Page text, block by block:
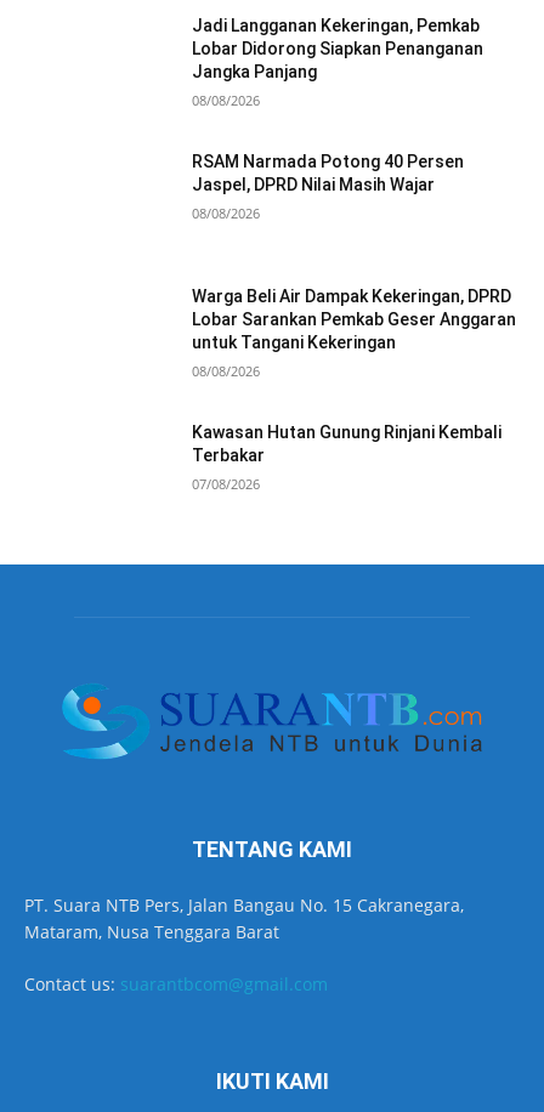
Jadi Langganan Kekeringan, Pemkab
Lobar Didorong Siapkan Penanganan
Jangka Panjang
08/08/2026
RSAM Narmada Potong 40 Persen
Jaspel, DPRD Nilai Masih Wajar
08/08/2026
Warga Beli Air Dampak Kekeringan, DPRD
Lobar Sarankan Pemkab Geser Anggaran
untuk Tangani Kekeringan
08/08/2026
Kawasan Hutan Gunung Rinjani Kembali
Terbakar
07/08/2026
TENTANG KAMI
PT. Suara NTB Pers, Jalan Bangau No. 15 Cakranegara,
Mataram, Nusa Tenggara Barat
Contact us: suarantbcom@gmail.com
IKUTI KAMI